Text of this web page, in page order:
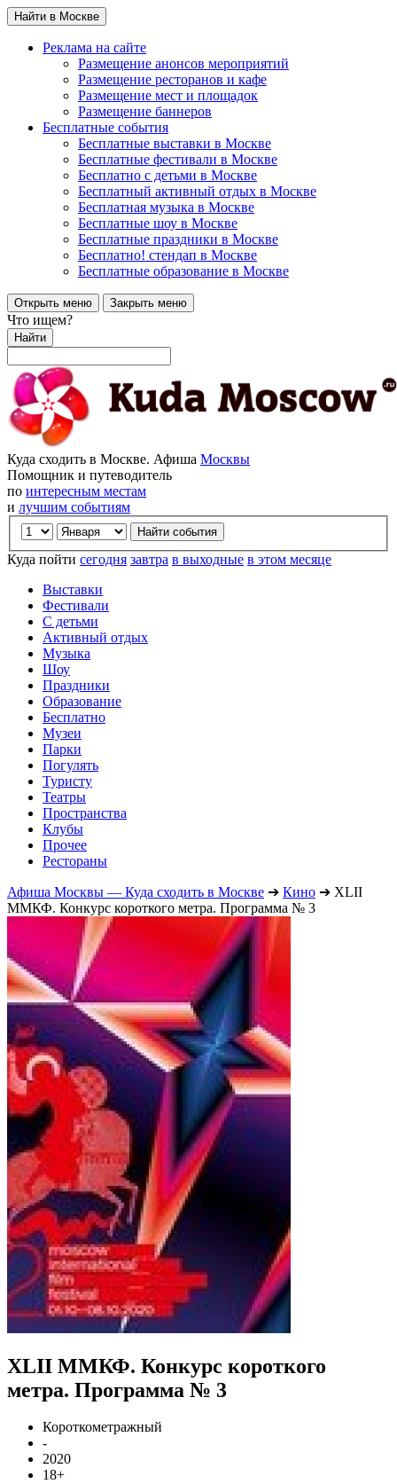
Найти в Москве
Реклама на сайте
Размещение анонсов мероприятий
Размещение ресторанов и кафе
Размещение мест и площадок
Размещение баннеров
Бесплатные события
Бесплатные выставки в Москве
Бесплатные фестивали в Москве
Бесплатно с детьми в Москве
Бесплатный активный отдых в Москве
Бесплатная музыка в Москве
Бесплатные шоу в Москве
Бесплатные праздники в Москве
Бесплатно! стендап в Москве
Бесплатные образование в Москве
Открыть меню Закрыть меню
Что ищем?
Найти
Куда сходить в Москве. Афиша Москвы
Помощник и путеводитель
по интересным местам
и лучшим событиям
Куда пойти сегодня завтра в выходные в этом месяце
Выставки
Фестивали
С детьми
Активный отдых
Музыка
Шоу
Праздники
Образование
Бесплатно
Музеи
Парки
Погулять
Туристу
Театры
Пространства
Клубы
Прочее
Рестораны
Афиша Москвы — Куда сходить в Москве ➔ Кино ➔ XLII
ММКФ. Конкурс короткого метра. Программа № 3
XLII ММКФ. Конкурс короткого
метра. Программа № 3
Короткометражный
-
2020
18+